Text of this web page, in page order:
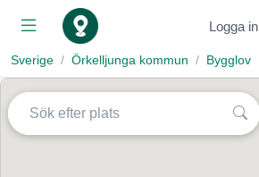
Logga in
Sverige Örkelljunga kommun Bygglov